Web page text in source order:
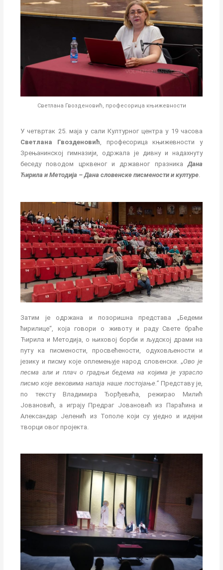
Светлана Гвозденовић, професорица књижевности
У четвртак 25. маја у сали Културног центра у 19 часова
Светлана Гвозденовић, професорица књижевности у
Зрењанинској гимназији, одржала је дивну и надахнуту
беседу поводом црквеног и државног празникаДана
Ћирила и Методија – Данасловенске писмености и културе.
Затим је одржана и позоришна представа „Бедеми
ћирилице“, која говори о животу и раду Свете браће
Ћирила и Методија, о њиховој борби и људској драми на
путу ка писмености, просвећености, одуховљености и
језику и писму које оплемењује народ словенски. „Ово је
песма али и плач о градњи бедема на којима је узрасло
писмо које вековима напаја наше постојање.“ Представу је,
по тексту Владимира Ђорђевића, режирао Милић
Јовановић, а играју Предраг Јовановић из Параћина и
Александар Јеленић из Тополе који су уједно и идејни
творци овог пројекта.